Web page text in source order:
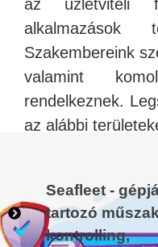
az üzletviteli
alkalmazások
Szakembereink
valamint
rendelkeznek.
az alábbi
Seafleet -
tartozó
kontrolling,